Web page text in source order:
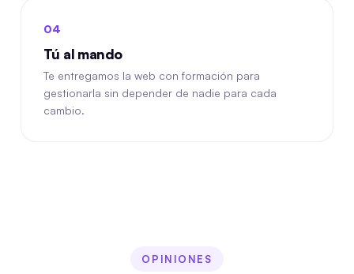
04
Tú al mando
Te entregamos la web con formación para
gestionarla sin depender de nadie para cada
cambio.
OPINIONES